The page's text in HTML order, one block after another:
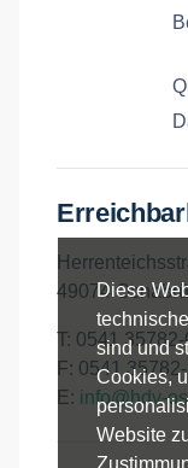
Diese
sind und
Cookies,
Website
49074
T: 0541 35782-
F: 0541
E: info@hdv-